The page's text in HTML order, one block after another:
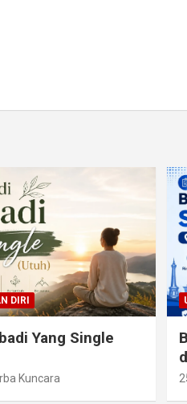
DIRI
Yang Single
Kuncara